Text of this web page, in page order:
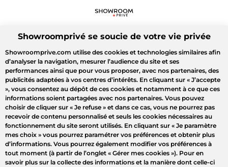
Showroomprivé se soucie de votre vie privée
Showroomprive.com utilise des cookies et technologies similaires afin
d’analyser la navigation, mesurer l’audience du site et ses
performances ainsi que pour vous proposer, avec nos partenaires, des
publicités adaptées à vos centres d’intérêts. En cliquant sur « J’accepte
», vous consentez au dépôt de ces cookies et notamment à ce que ces
informations soient partagées avec nos partenaires. Vous pouvez
choisir de cliquer sur « Je refuse » et dans ce cas, vous ne pourrez pas
recevoir de contenu personnalisé et seuls les cookies nécessaires au
fonctionnement du site seront utilisés. En cliquant sur « Je paramètre
mes choix » vous pourrez paramétrer vos préférences et obtenir plus
d’informations. Vous pourrez également modifier vos préférences à
tout moment (à partir de l’onglet « Gérer mes cookies »). Pour en
savoir plus sur la collecte des informations et la manière dont celle-ci